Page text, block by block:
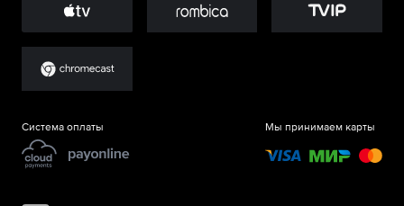
Система оплаты Мы принимаем карты